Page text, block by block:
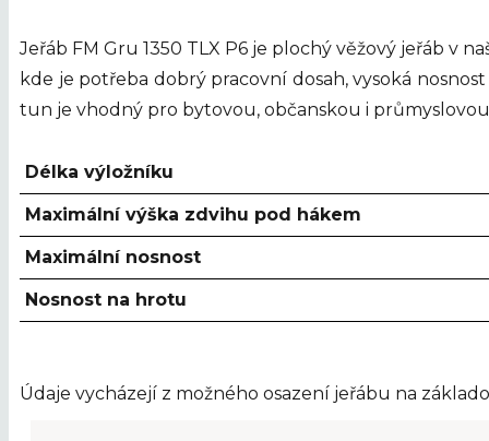
Jeřáb FM Gru 1350 TLX P6 je plochý věžový jeřáb v
kde je potřeba dobrý pracovní dosah, vysoká
tun je vhodný pro bytovou, občanskou i
Délka výložníku
Maximální výška zdvihu pod hákem
Maximální nosnost
Nosnost na hrotu
Údaje vycházejí z možného osazení jeřábu na